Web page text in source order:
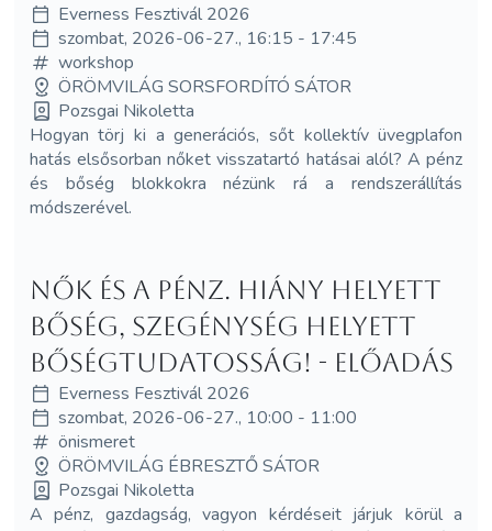
Everness Fesztivál 2026
szombat, 2026-06-27., 16:15 - 17:45
workshop
ÖRÖMVILÁG SORSFORDÍTÓ SÁTOR
Pozsgai Nikoletta
Hogyan törj ki a generációs, sőt kollektív üvegplafon
hatás elsősorban nőket visszatartó hatásai alól? A pénz
és bőség blokkokra nézünk rá a rendszerállítás
módszerével.
Nők és a Pénz. Hiány helyett
bőség, szegénység helyett
bőségtudatosság! - előadás
Everness Fesztivál 2026
szombat, 2026-06-27., 10:00 - 11:00
önismeret
ÖRÖMVILÁG ÉBRESZTŐ SÁTOR
Pozsgai Nikoletta
A pénz, gazdagság, vagyon kérdéseit járjuk körül a